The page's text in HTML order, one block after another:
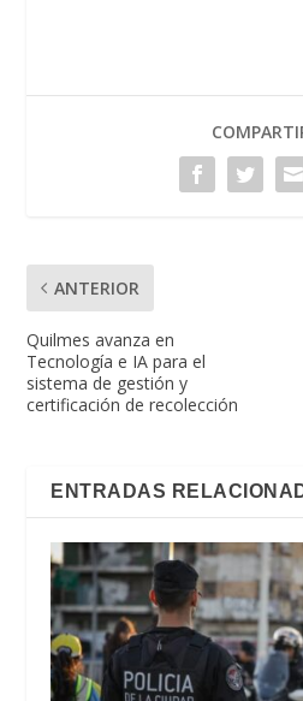
ANTERIOR
Quilmes avanza en
Tecnología e IA para el
sistema de gestión y
certificación de recolección
ENTRADAS